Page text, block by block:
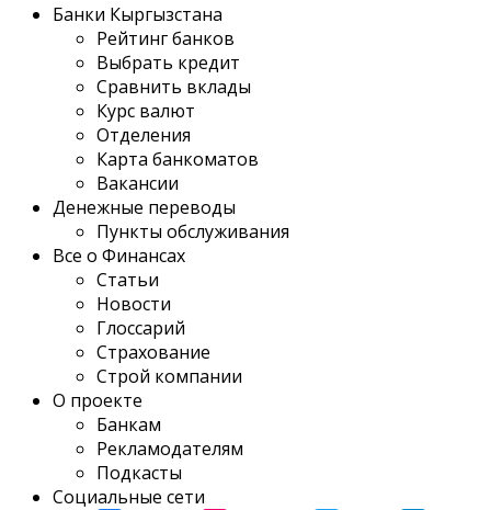
Банки Кыргызстана
Рейтинг банков
Выбрать кредит
Сравнить вклады
Курс валют
Отделения
Карта банкоматов
Вакансии
Денежные переводы
Пункты обслуживания
Все о Финансах
Статьи
Новости
Глоссарий
Страхование
Строй компании
О проекте
Банкам
Рекламодателям
Подкасты
Социальные сети